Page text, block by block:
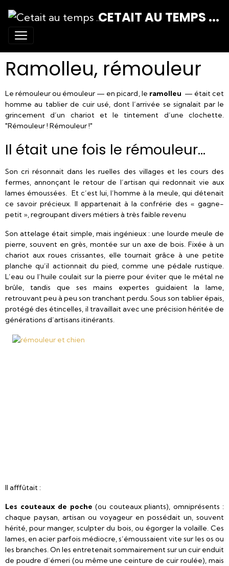
CETAIT AU TEMPS ...
Ramolleu, rémouleur
Le rémouleur ou émouleur — en picard, le ramolleu — était cet
homme au tablier de cuir usé, dont l’arrivée se signalait par le
grincement d’un chariot et le tintement d’une clochette.
"Rémouleur ! Rémouleur !"
Il était une fois le rémouleur…
Son cri résonnait dans les ruelles des villages et les cours des
fermes, annonçant le retour de l’artisan qui redonnait vie aux
lames émoussées. Et c’est lui, l’homme à la meule, qui détenait
ce savoir précieux. Il appartenait à la confrérie des « gagne-
petit », regroupant divers métiers à très faible revenu
Son attelage était simple, mais ingénieux : une lourde meule de
pierre, souvent en grès, montée sur un axe de bois. Fixée à un
chariot aux roues crissantes, elle tournait grâce à une petite
planche qu’il actionnait du pied, comme une pédale rustique.
L’eau ou l’huile coulait sur la pierre pour éviter que le métal ne
brûle, tandis que ses mains expertes guidaient la lame,
retrouvant peu à peu son tranchant perdu. Sous son tablier épais,
protégé des étincelles, il travaillait avec une précision héritée de
générations d’artisans itinérants.
Il afffûtait :
Les couteaux de poche (ou couteaux pliants), omniprésents :
chaque paysan, artisan ou voyageur en possédait un, souvent
hérité, pour manger, sculpter du bois, ou égorger la volaille. Ces
lames, en acier parfois médiocre, s’émoussaient vite sur les os ou
les branches. On les entretenait sommairement sur un cuir enduit
de poudre d’émeri (ou même une ceinture de cuir roulée), mais